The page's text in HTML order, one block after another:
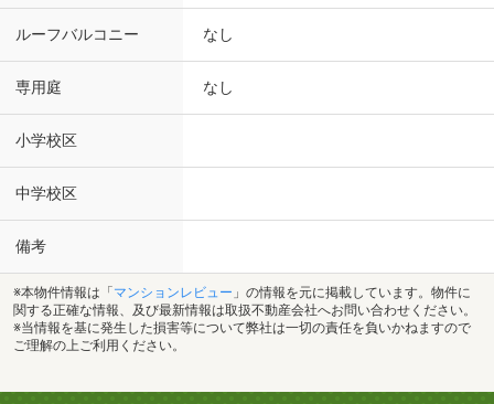
ルーフバルコニー なし
専用庭 なし
小学校区
中学校区
備考
※本物件情報は「 マンションレビュー 」の情報を元に掲載しています。物件に
関する正確な情報、及び最新情報は取扱不動産会社へお問い合わせください。
※当情報を基に発生した損害等について弊社は一切の責任を負いかねますので
ご理解の上ご利用ください。